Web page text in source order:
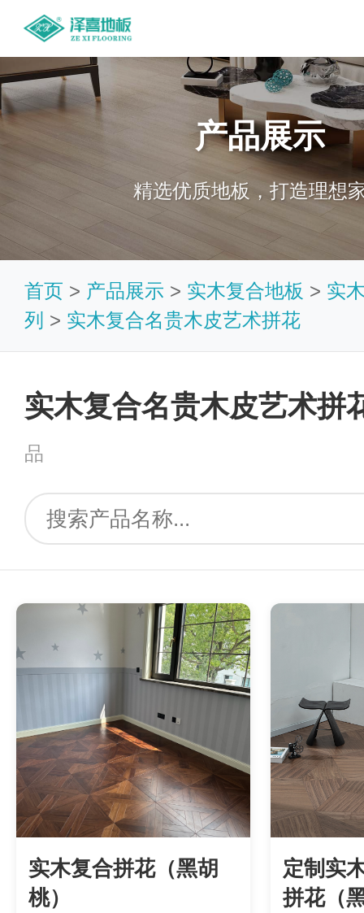
产品展示
精选优质地板，打造理想
首页 > 产品展示 > 实木复合地板 > 实
列 > 实木复合名贵木皮艺术拼花
实木复合名贵木皮艺术拼
品
实木复合拼花（黑胡
桃）
定制实
拼花（